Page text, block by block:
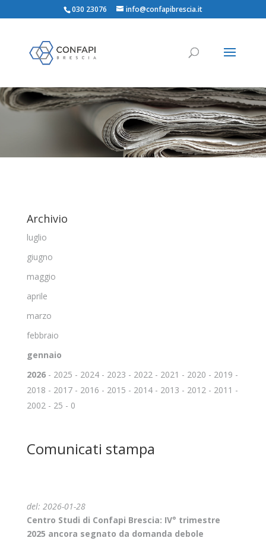
030 23076 info@confapibrescia.it
Archivio
luglio
giugno
maggio
aprile
marzo
febbraio
gennaio
2026- 2025 - 2024- 2023 - 2022- 2021 - 2020 - 2019 -
2018 - 2017- 2016 - 2015 - 2014- 2013 - 2012- 2011 -
2002- 25 - 0
Comunicati stampa
del: 2026-01-28
Centro Studi di Confapi Brescia: IV° trimestre
2025 ancora segnato da domanda debole